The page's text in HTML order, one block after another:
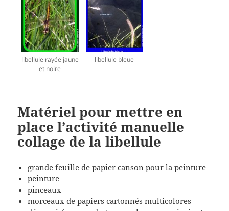
libellule rayée jaune
et noire
libellule bleue
Matériel pour mettre en
place l’activité manuelle
collage de la libellule
grande feuille de papier canson pour la peinture
peinture
pinceaux
morceaux de papiers cartonnés multicolores